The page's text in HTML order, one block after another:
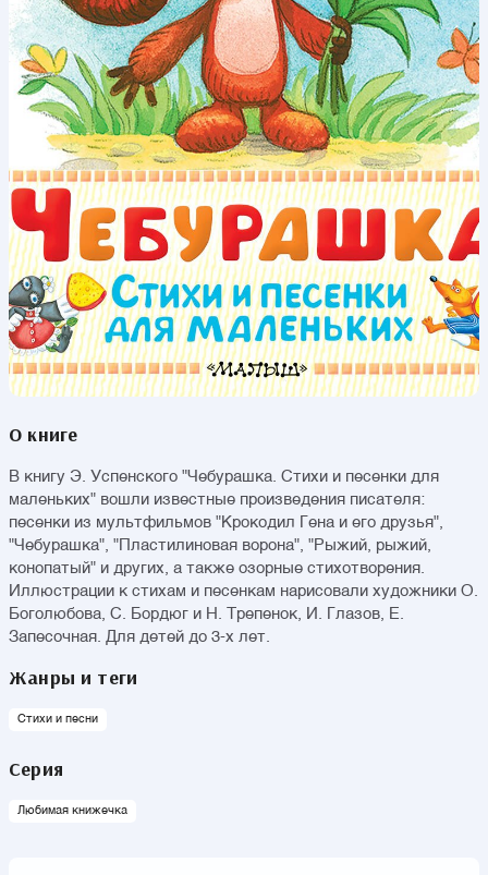
О книге
В книгу Э. Успенского "Чебурашка. Стихи и песенки для
маленьких" вошли известные произведения писателя:
песенки из мультфильмов "Крокодил Гена и его друзья",
"Чебурашка", "Пластилиновая ворона", "Рыжий, рыжий,
конопатый" и других, а также озорные стихотворения.
Иллюстрации к стихам и песенкам нарисовали художники О.
Боголюбова, С. Бордюг и Н. Трепенок, И. Глазов, Е.
Запесочная. Для детей до 3-х лет.
Жанры и теги
Стихи и песни
Серия
Любимая книжечка